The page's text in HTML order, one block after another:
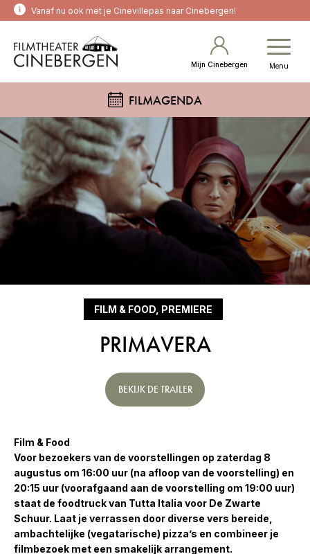
Vanaf nu ook met je Cinevillepas naar Cinebergen!
Mijn Cinebergen Menu
FILMAGENDA
FILM & FOOD, PREMIERE
PRIMAVERA
BEKIJK DE TRAILER
Film & Food
Voor bezoekers van de voorstellingen op zaterdag 8
augustus om 16:00 uur (na afloop van de voorstelling) en
20:15 uur (voorafgaand aan de voorstelling om 19:00 uur)
staat de foodtruck van Tutta Italia voor De Zwarte
Schuur. Laat je verrassen door diverse vers bereide,
ambachtelijke (vegatarische) pizza’s en combineer je
filmbezoek met een smakelijk arrangement.